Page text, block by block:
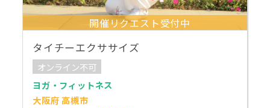
開催リクエスト受付中
タイチーエクササイズ
オンライン不可
ヨガ・フィットネス
大阪府 高槻市